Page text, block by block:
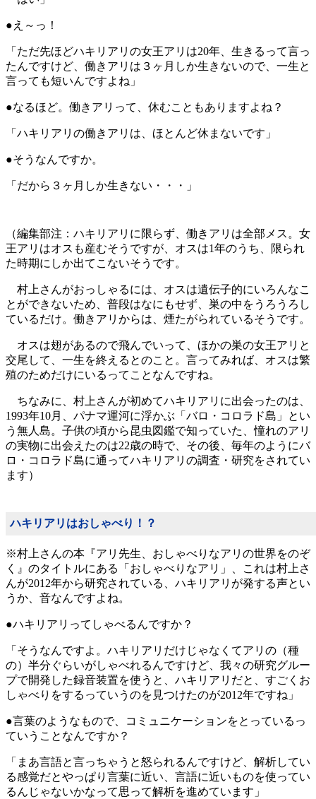
●え～っ！
「ただ先ほどハキリアリの女王アリは20年、生きるって言っ
たんですけど、働きアリは３ヶ月しか生きないので、一生と
言っても短いんですよね」
●なるほど。働きアリって、休むこともありますよね？
「ハキリアリの働きアリは、ほとんど休まないです」
●そうなんですか。
「だから３ヶ月しか生きない・・・」
（編集部注：ハキリアリに限らず、働きアリは全部メス。女
王アリはオスも産むそうですが、オスは1年のうち、限られ
た時期にしか出てこないそうです。
村上さんがおっしゃるには、オスは遺伝子的にいろんなこ
とができないため、普段はなにもせず、巣の中をうろうろし
ているだけ。働きアリからは、煙たがられているそうです。
オスは翅があるので飛んでいって、ほかの巣の女王アリと
交尾して、一生を終えるとのこと。言ってみれば、オスは繁
殖のためだけにいるってことなんですね。
ちなみに、村上さんが初めてハキリアリに出会ったのは、
1993年10月、パナマ運河に浮かぶ「バロ・コロラド島」とい
う無人島。子供の頃から昆虫図鑑で知っていた、憧れのアリ
の実物に出会えたのは22歳の時で、その後、毎年のようにバ
ロ・コロラド島に通ってハキリアリの調査・研究をされてい
ます）
ハキリアリはおしゃべり！？
※村上さんの本『アリ先生、おしゃべりなアリの世界をのぞ
く』のタイトルにある「おしゃべりなアリ」、これは村上さ
んが2012年から研究されている、ハキリアリが発する声とい
うか、音なんですよね。
●ハキリアリってしゃべるんですか？
「そうなんですよ。ハキリアリだけじゃなくてアリの（種
の）半分ぐらいがしゃべれるんですけど、我々の研究グルー
プで開発した録音装置を使うと、ハキリアリだと、すごくお
しゃべりをするっていうのを見つけたのが2012年ですね」
●言葉のようなもので、コミュニケーションをとっているっ
ていうことなんですか？
「まあ言語と言っちゃうと怒られるんですけど、解析してい
る感覚だとやっぱり言葉に近い、言語に近いものを使ってい
るんじゃないかなって思って解析を進めています」